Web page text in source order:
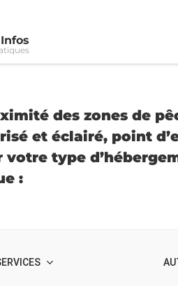
Infos
des zones de
et éclairé, point
type
: